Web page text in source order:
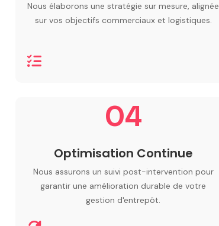
Nous élaborons une stratégie sur mesure, alignée
sur vos objectifs commerciaux et logistiques.
04
Optimisation Continue
Nous assurons un suivi post-intervention pour
garantir une amélioration durable de votre
gestion d'entrepôt.